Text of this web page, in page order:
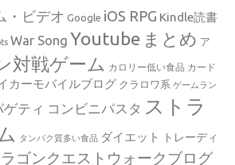
・ビデオ Google iOS RPG Kindle読書
War Song Youtube まとめ ア
対戦ゲーム カロリー低い食品 カード
カーモバイルブログ クラロワ系 ゲームラン
ティ コンビニパスタ ストラ
タンパク質多い食品 ダイエット
トレーディ
ラゴンクエストウォークブログ